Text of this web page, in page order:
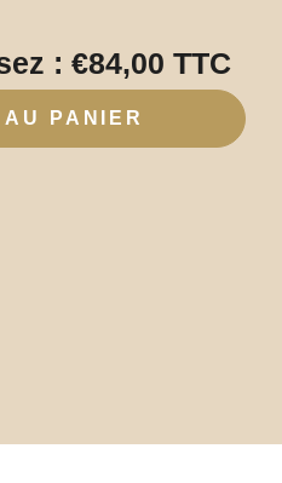
: €84,00 TTC
PANIER